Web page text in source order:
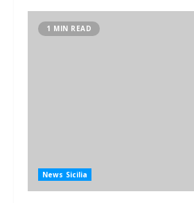
1 MIN READ
News Sicilia